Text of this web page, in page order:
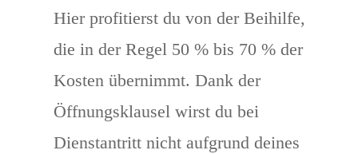
Hier profitierst du von der Beihilfe,
die in der Regel 50 % bis 70 % der
Kosten übernimmt. Dank der
Öffnungsklausel wirst du bei
Dienstantritt nicht aufgrund deines